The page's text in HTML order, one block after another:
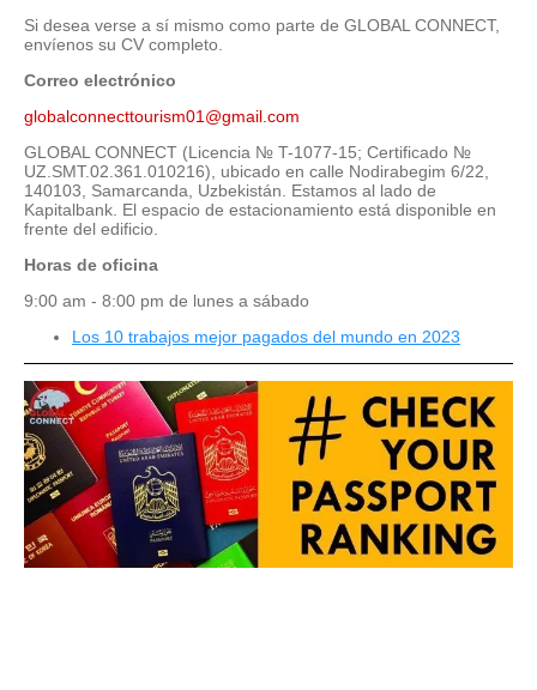
Si desea verse a sí mismo como parte de GLOBAL CONNECT,
envíenos su CV completo.
Correo electrónico
globalconnecttourism01@gmail.com
GLOBAL CONNECT (Licencia № T-1077-15; Certificado №
UZ.SMT.02.361.010216), ubicado en calle Nodirabegim 6/22,
140103, Samarcanda, Uzbekistán. Estamos al lado de
Kapitalbank. El espacio de estacionamiento está disponible en
frente del edificio.
Horas de oficina
9:00 am - 8:00 pm de lunes a sábado
Los 10 trabajos mejor pagados del mundo en 2023